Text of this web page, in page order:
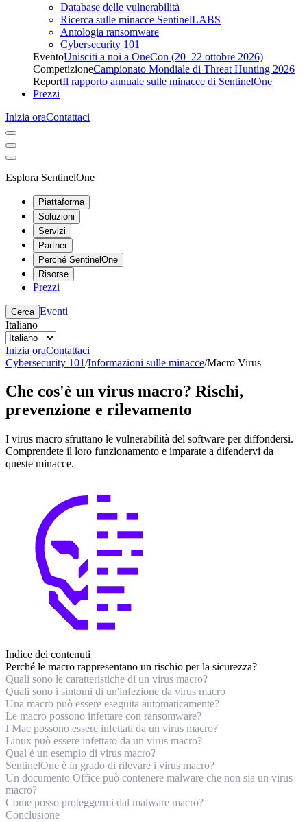
Database delle vulnerabilità
Ricerca sulle minacce SentinelLABS
Antologia ransomware
Cybersecurity 101
EventoUnisciti a noi a OneCon (20–22 ottobre 2026)
CompetizioneCampionato Mondiale di Threat Hunting 2026
ReportIl rapporto annuale sulle minacce di SentinelOne
Prezzi
Inizia oraContattaci
Esplora SentinelOne
Piattaforma
Soluzioni
Servizi
Partner
Perché SentinelOne
Risorse
Prezzi
Cerca Eventi
Italiano
Inizia oraContattaci
Cybersecurity 101/Informazioni sulle minacce/Macro Virus
Che cos'è un virus macro? Rischi,
prevenzione e rilevamento
I virus macro sfruttano le vulnerabilità del software per diffondersi.
Comprendete il loro funzionamento e imparate a difendervi da
queste minacce.
Indice dei contenuti
Perché le macro rappresentano un rischio per la sicurezza?
Quali sono le caratteristiche di un virus macro?
Quali sono i sintomi di un'infezione da virus macro
Una macro può essere eseguita automaticamente?
Le macro possono infettare con ransomware?
I Mac possono essere infettati da un virus macro?
Linux può essere infettato da un virus macro?
Qual è un esempio di virus macro?
SentinelOne è in grado di rilevare i virus macro?
Un documento Office può contenere malware che non sia un virus
macro?
Come posso proteggermi dal malware macro?
Conclusione